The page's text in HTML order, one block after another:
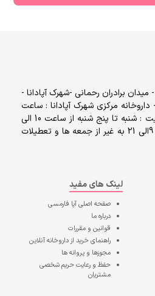
برادران رحمانی -شهرک آپادانا -
پاساژگل مریم - پلاک 1/32 - داروخانه مرکزی شهرک آپادانا : ساعت
کاری داروخانه پشتیبانی سایت : شنبه تا پنج شنبه از ساعت 10 الی
20 . ساعت کاری داروخانه : 9الی 21 به غیر از جمعه ها و تعطیلات
لینک های مفید
صفحه اصلیآپا فارمسی
درباره ما
قوانین و مقررات
راهنمای خرید از داروخانه آنلاین
مجوزها و پروانه ها
حفظ و رعایت حریم شخصی
مشتریان